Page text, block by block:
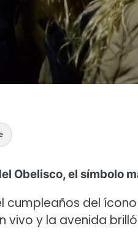
Obelisco, el símbolo
cumpleaños del
vivo y la avenida